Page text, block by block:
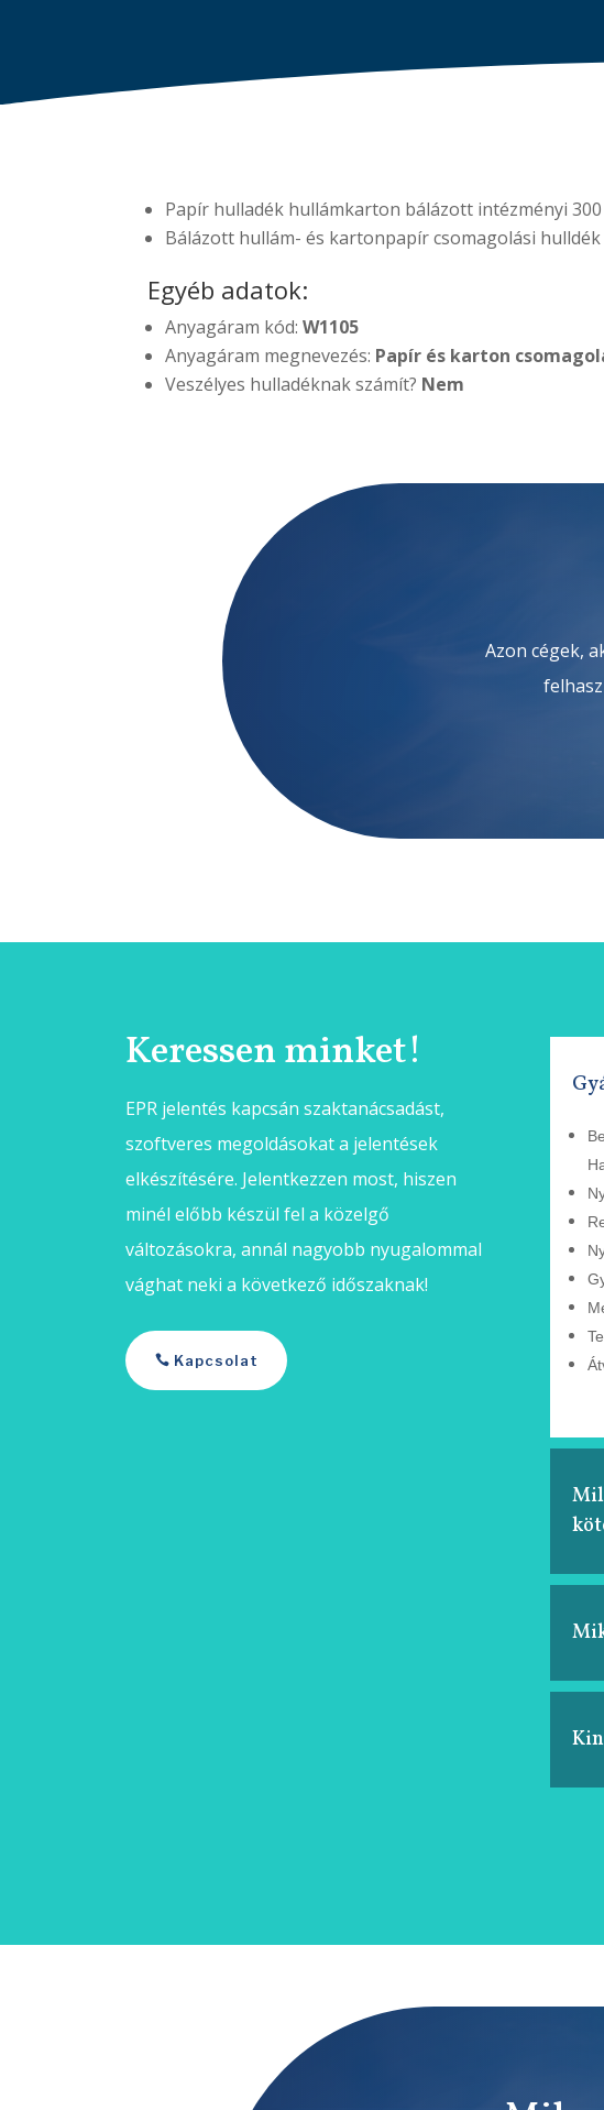
Papír hulladék hullámkarton bálázott intézményi
Bálázott hullám- és kartonpapír csomagolási hulldék
Egyéb adatok:
Anyagáram kód:W1105
Anyagáram megnevezés: Papír és karton
Veszélyes hulladéknak számít? Nem
Azon cégek,
Keressen minket!
EPR jelentés kapcsán szaktanácsadást,
szoftveres megoldásokat a jelentések
elkészítésére. Jelentkezzen most, hiszen
minél előbb készül fel a közelgő
változásokra, annál nagyobb nyugalommal
vághat neki a következő időszaknak!
Kapcsolat